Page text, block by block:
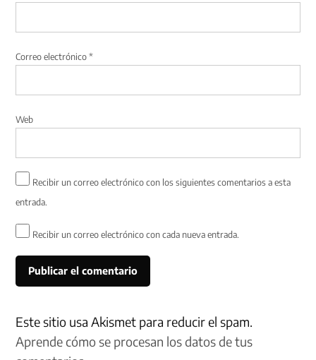
Correo electrónico*
Web
Recibir un correo electrónico con los siguientes comentarios a esta
entrada.
Recibir un correo electrónico con cada nueva entrada.
Este sitio usa Akismet para reducir el spam.
Aprende cómo se procesan los datos de tus